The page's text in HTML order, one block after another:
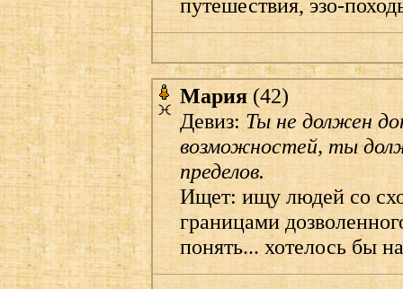
путешествия, эзо-
Мария (42)
Девиз:Ты не должен
возможностей, ты
пределов.
Ищет: ищу людей со
границами
понять... хотелось бы